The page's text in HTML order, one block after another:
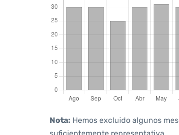
Nota: Hemos excluido algunos